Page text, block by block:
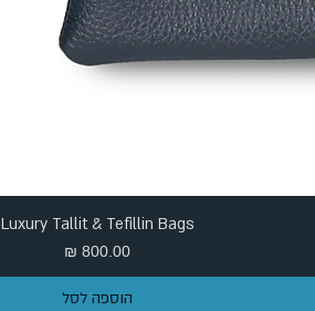
Luxury Tallit & Tefillin Bags
מחיר
הוספה לסל